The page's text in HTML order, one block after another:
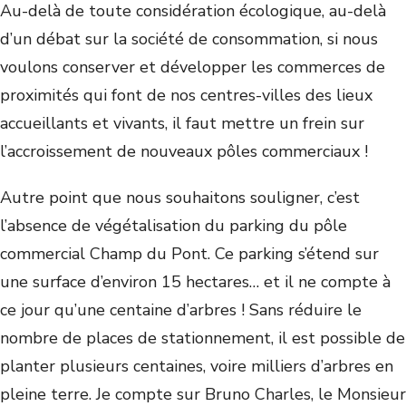
Au-delà de toute considération écologique, au-delà
d’un débat sur la société de consommation, si nous
voulons conserver et développer les commerces de
proximités qui font de nos centres-villes des lieux
accueillants et vivants, il faut mettre un frein sur
l’accroissement de nouveaux pôles commerciaux !
Autre point que nous souhaitons souligner, c’est
l’absence de végétalisation du parking du pôle
commercial Champ du Pont. Ce parking s’étend sur
une surface d’environ 15 hectares… et il ne compte à
ce jour qu’une centaine d’arbres ! Sans réduire le
nombre de places de stationnement, il est possible de
planter plusieurs centaines, voire milliers d’arbres en
pleine terre. Je compte sur Bruno Charles, le Monsieur